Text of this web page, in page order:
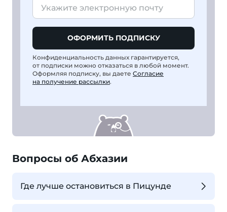
ОФОРМИТЬ ПОДПИСКУ
Конфиденциальность данных гарантируется,
от подписки можно отказаться в любой момент.
Оформляя подписку, вы даете Согласие
на получение рассылки.
Вопросы об Абхазии
Где лучше остановиться в Пицунде